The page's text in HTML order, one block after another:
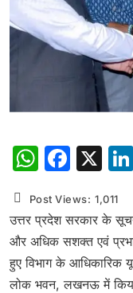
X
Post Views: 1,011
उत्तर प्रदेश सरकार के
और अधिक सशक्त एवं
हुए विभाग के आधिकारिक
लोक भवन, लखनऊ में